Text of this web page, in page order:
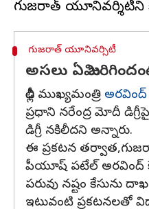
గుజరాత్ యూనివర్సిటీ
అసలు ఏమి
ఢిల్లీ ముఖ్యమంత్రి అరవింద్‌
ప్రధాని నరేంద్ర మోదీ
డిగ్రీ నకిలీదని అన్నారు.
ఈ ప్రకటన
పీయూష్ పటేల్ అరవింద్
పరువు నష్టం కేసును
ఇటువంటి ప్రకటనలతో